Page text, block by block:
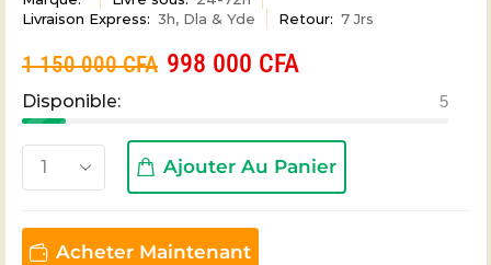
Livraison Express: 3h, Dla & Yde Retour: 7 Jrs
1 150 000CFA 998 000 CFA
Disponible: 5
Ajouter Au Panier
Acheter Maintenant